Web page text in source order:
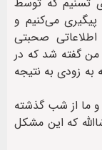
می‌کنیم و
صحبتی
گفته شد که در
به زودی به نتیجه
و ما از شب گذشته
که این مشکل